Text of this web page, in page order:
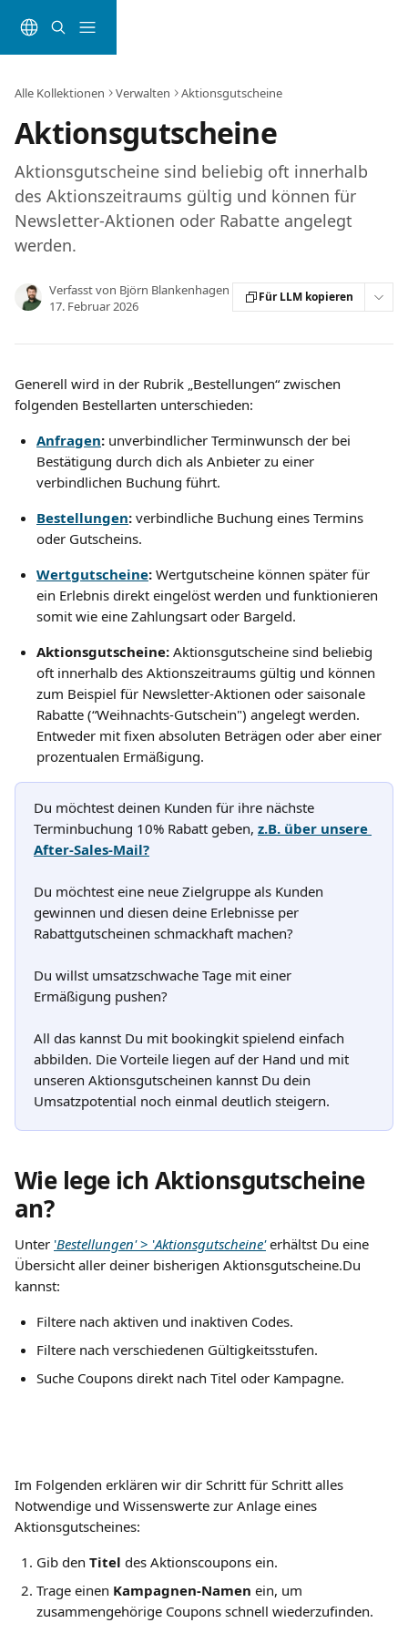
Alle Kollektionen Verwalten Aktionsgutscheine
Aktionsgutscheine
Aktionsgutscheine sind beliebig oft innerhalb
des Aktionszeitraums gültig und können für
Newsletter-Aktionen oder Rabatte angelegt
werden.
Verfasst von Björn Blankenhagen
17. Februar 2026
Für LLM kopieren
Generell wird in der Rubrik „Bestellungen“ zwischen
folgenden Bestellarten unterschieden:
Anfragen: unverbindlicher Terminwunsch der bei
Bestätigung durch dich als Anbieter zu einer
verbindlichen Buchung führt.
Bestellungen: verbindliche Buchung eines Termins
oder Gutscheins.
Wertgutscheine: Wertgutscheine können später für
ein Erlebnis direkt eingelöst werden und funktionieren
somit wie eine Zahlungsart oder Bargeld.
Aktionsgutscheine: Aktionsgutscheine sind beliebig
oft innerhalb des Aktionszeitraums gültig und können
zum Beispiel für Newsletter-Aktionen oder saisonale
Rabatte (“Weihnachts-Gutschein") angelegt werden.
Entweder mit fixen absoluten Beträgen oder aber einer
prozentualen Ermäßigung.
Du möchtest deinen Kunden für ihre nächste
Terminbuchung 10% Rabatt geben, z.B. über unsere
After-Sales-Mail?
Du möchtest eine neue Zielgruppe als Kunden
gewinnen und diesen deine Erlebnisse per
Rabattgutscheinen schmackhaft machen?
Du willst umsatzschwache Tage mit einer
Ermäßigung pushen?
All das kannst Du mit bookingkit spielend einfach
abbilden. Die Vorteile liegen auf der Hand und mit
unseren Aktionsgutscheinen kannst Du dein
Umsatzpotential noch einmal deutlich steigern.
Wie lege ich Aktionsgutscheine
an?
Unter 'Bestellungen' > 'Aktionsgutscheine' erhältst Du eine
Übersicht aller deiner bisherigen Aktionsgutscheine.Du
kannst:
Filtere nach aktiven und inaktiven Codes.
Filtere nach verschiedenen Gültigkeitsstufen.
Suche Coupons direkt nach Titel oder Kampagne.
Im Folgenden erklären wir dir Schritt für Schritt alles
Notwendige und Wissenswerte zur Anlage eines
Aktionsgutscheines:
Gib den Titel des Aktionscoupons ein.
Trage einen Kampagnen-Namen ein, um
zusammengehörige Coupons schnell wiederzufinden.